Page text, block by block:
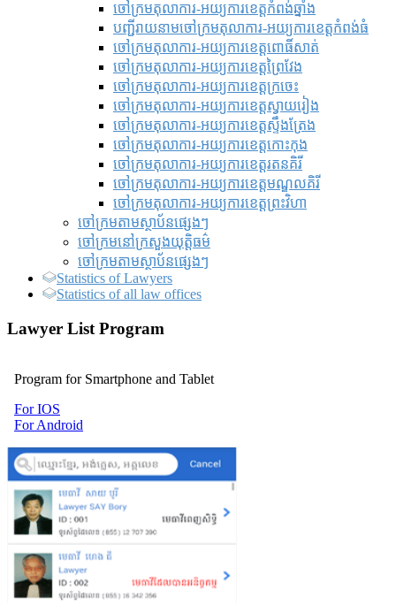
ចៅក្រមតុលាការ-អយ្យការខេត្តកំពង់ឆ្នាំង
បញ្ជីរាយនាមចៅក្រមតុលាការ-អយ្យការខេត្តកំពង់ធំ
ចៅក្រមតុលាការ-អយ្យការខេត្តពោធិ៍សាត់
ចៅក្រមតុលាការ-អយ្យការខេត្តព្រៃវែង
ចៅក្រមតុលាការ-អយ្យការខេត្តក្រចេះ
ចៅក្រមតុលាការ-អយ្យការខេត្តស្វាយរៀង
ចៅក្រមតុលាការ-អយ្យការខេត្តស្ទឹងត្រែង
ចៅក្រមតុលាការ-អយ្យការខេត្តកោះកុង
ចៅក្រមតុលាការ-អយ្យការខេត្តរតនគិរី
ចៅក្រមតុលាការ-អយ្យការខេត្តមណ្ឌលគិរី
ចៅក្រមតុលាការ-អយ្យការខេត្តព្រះវិហា
ចៅក្រមតាមស្ថាប័នផ្សេងៗ
ចៅក្រមនៅក្រសួងយុត្តិធម៌
ចៅក្រមតាមស្ថាប័នផ្សេងៗ
Statistics of Lawyers
Statistics of all law offices
Lawyer List Program
Program for Smartphone and Tablet
For IOS
For Android